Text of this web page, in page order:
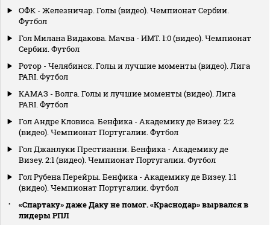
ОФК - Железничар. Голы (видео). Чемпионат Сербии.
Футбол
Гол Милана Видакова. Мачва - ИМТ. 1:0 (видео). Чемпионат
Сербии. Футбол
Ротор - Челябинск. Голы и лучшие моменты (видео). Лига
PARI. Футбол
КАМАЗ - Волга. Голы и лучшие моменты (видео). Лига
PARI. Футбол
Гол Андре Кловиса. Бенфика - Академику де Визеу. 2:2
(видео). Чемпионат Португалии. Футбол
Гол Джанлуки Престианни. Бенфика - Академику де
Визеу. 2:1 (видео). Чемпионат Португалии. Футбол
Гол Рубена Перейры. Бенфика - Академику де Визеу. 1:1
(видео). Чемпионат Португалии. Футбол
«Спартаку» даже Даку не помог. «Краснодар» вырвался в
лидеры РПЛ